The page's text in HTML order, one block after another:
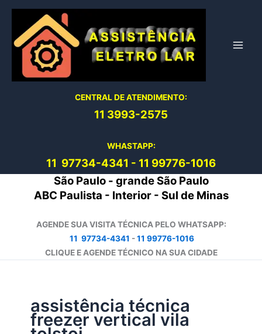
conteúdo
CENTRAL DE ATENDIMENTO:
11 3993-2575
WHASTAPP:
11 97734-4341 - 11 99776-1016
São Paulo - grande São Paulo
ABC Paulista - Interior - Sul de Minas
AGENDE SUA VISITA TÉCNICA PELO WHATSAPP:
11 97734-4341 -11 99776-1016
CLIQUE E AGENDE TÉCNICO NA SUA CIDADE
assistência técnica
freezer vertical vila